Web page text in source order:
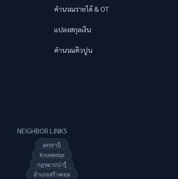
คำนวณรายได้ & OT
แปลงสกุลเงิน
คำนวณคิวปูน
NEIGHBOR LINKS
อุดรธานี
Knowledge
กฏหมายน่ารู้
อำเภอสร้างคอม